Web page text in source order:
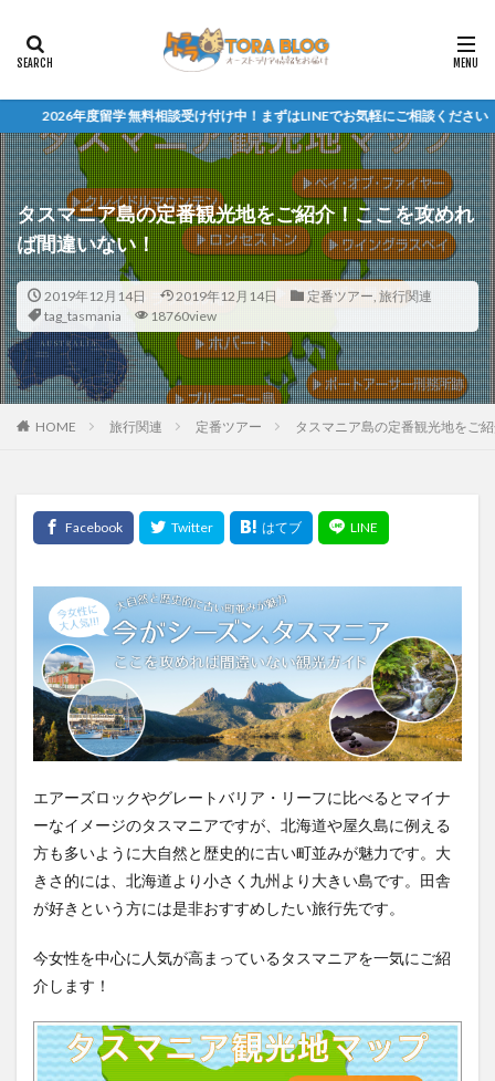
料相談受け付け中！まずはLINEでお気軽にご相談ください
タスマニア島の定番観光地をご紹介！ここを攻めれ
ば間違いない！
2019年12月14日 2019年12月14日 定番ツアー, 旅行関連
tag_tasmania
18760view
HOME 旅行関連 定番ツアー タスマニア島の定番観光地をご
エアーズロックやグレートバリア・リーフに比べるとマイナ
ーなイメージのタスマニアですが、北海道や屋久島に例える
方も多いように大自然と歴史的に古い町並みが魅力です。大
きさ的には、北海道より小さく九州より大きい島です。田舎
が好きという方には是非おすすめしたい旅行先です。
今女性を中心に人気が高まっているタスマニアを一気にご紹
介します！